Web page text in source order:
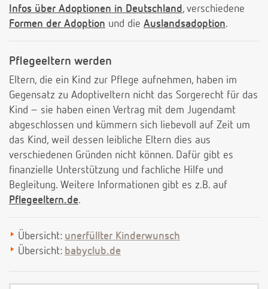
Infos über Adoptionen in Deutschland, verschiedene
Formen der Adoption und die Auslandsadoption.
Pflegeeltern werden
Eltern, die ein Kind zur Pflege aufnehmen, haben im
Gegensatz zu Adoptiveltern nicht das Sorgerecht für das
Kind – sie haben einen Vertrag mit dem Jugendamt
abgeschlossen und kümmern sich liebevoll auf Zeit um
das Kind, weil dessen leibliche Eltern dies aus
verschiedenen Gründen nicht können. Dafür gibt es
finanzielle Unterstützung und fachliche Hilfe und
Begleitung. Weitere Informationen gibt es z.B. auf
Pflegeeltern.de.
Übersicht: unerfüllter Kinderwunsch
Übersicht: babyclub.de